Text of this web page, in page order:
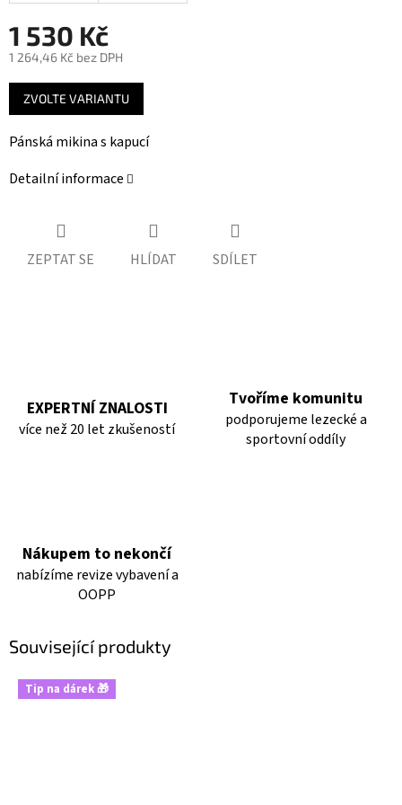
1 530 Kč
1 264,46 Kč bez DPH
Měrná
cena:
ZVOLTE VARIANTU
Pánská mikina s kapucí
Detailní informace
ZEPTAT SE HLÍDAT SDÍLET
EXPERTNÍ ZNALOSTI
více než 20 let zkušeností
Tvoříme komunitu
podporujeme lezecké a
sportovní oddíly
Nákupem to nekončí
nabízíme revize vybavení a
OOPP
Související produkty
Tip na dárek 🎁